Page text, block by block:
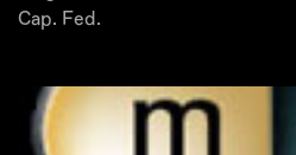
Cap. Fed.